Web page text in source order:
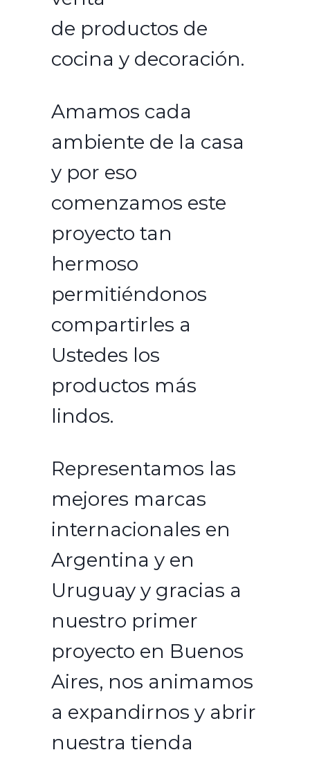
de productos de
cocina y decoración. ⁣
Amamos cada
ambiente de la casa
y por eso
comenzamos este
proyecto tan
hermoso
permitiéndonos
compartirles a
Ustedes los
productos más
lindos.
Representamos las
mejores marcas
internacionales en
Argentina y en
Uruguay y gracias a
nuestro primer
proyecto en Buenos
Aires, nos animamos
a expandirnos y abrir
nuestra tienda